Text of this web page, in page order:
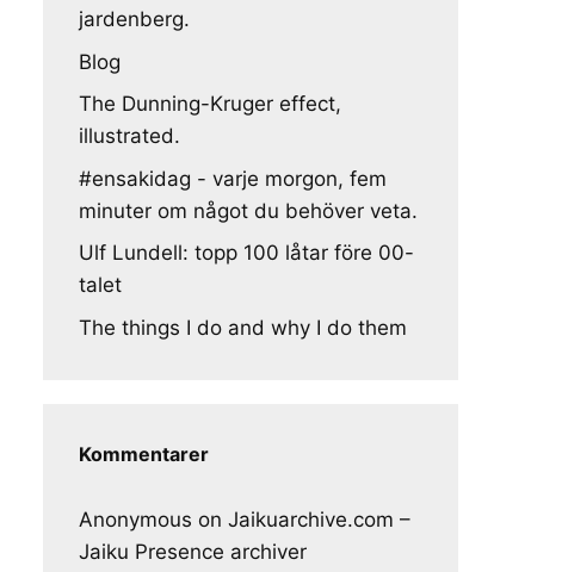
jardenberg.
Blog
The Dunning-Kruger effect,
illustrated.
#ensakidag - varje morgon, fem
minuter om något du behöver veta.
Ulf Lundell: topp 100 låtar före 00-
talet
The things I do and why I do them
Kommentarer
Anonymous on Jaikuarchive.com –
Jaiku Presence archiver